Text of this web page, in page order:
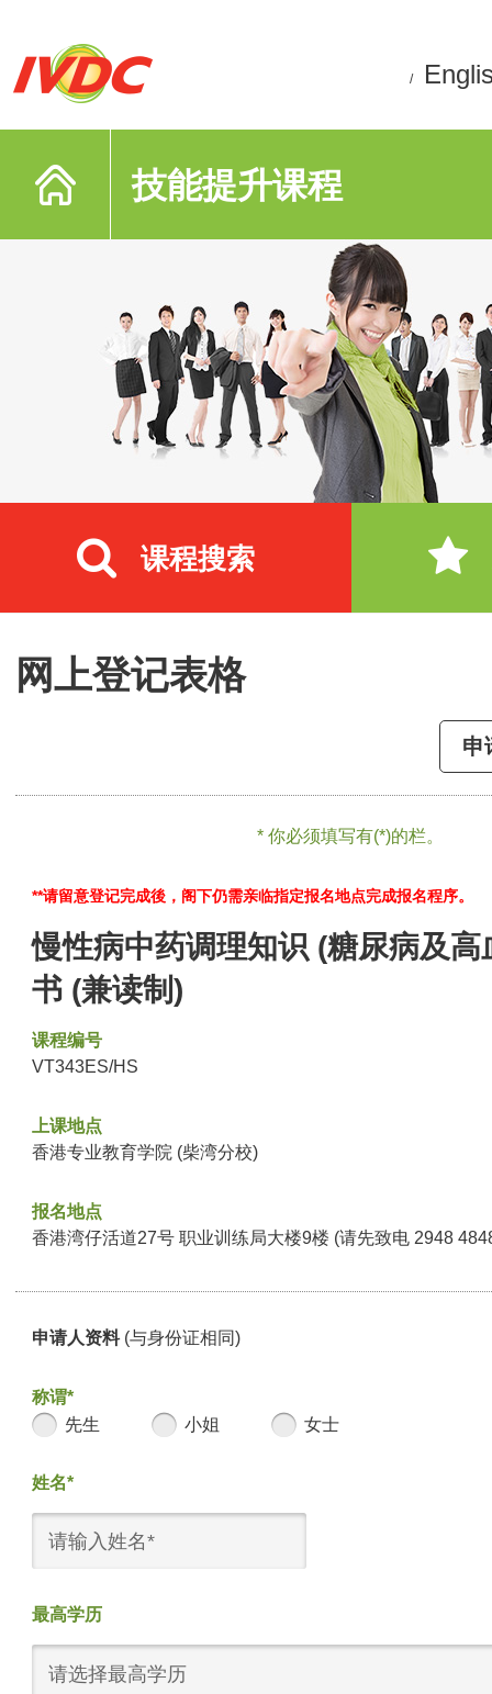
/
技能提升课程
课程搜索
网上登记表格
申
* 你必须填写有(*)的栏。
**请留意登记完成後，阁下仍需亲临指定报名地点完成报名程序。
慢性病中药调理知识 (糖尿病及高
书 (兼读制)
课程编号
VT343ES/HS
上课地点
香港专业教育学院 (柴湾分校)
报名地点
香港湾仔活道27号 职业训练局大楼9楼 (请先致电 2948
申请人资料 (与身份证相同)
称谓*
先生
小姐 女士
姓名*
最高学历
请选择最高学历